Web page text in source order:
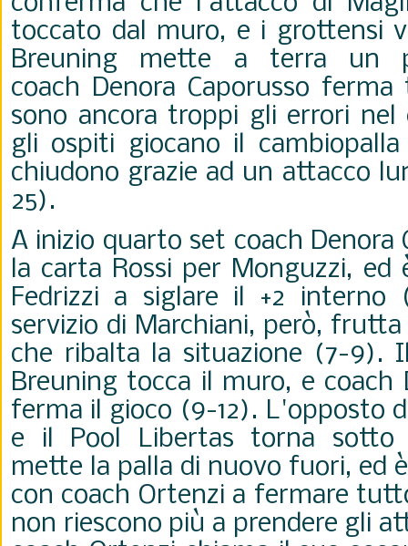
toccato dal muro, e i grottensi
Breuning mette a terra un
coach Denora Caporusso
sono ancora troppi gli errori nel
gli ospiti giocano il
chiudono grazie ad un attacco
25).
A inizio quarto set coach Denora
la carta Rossi per Monguzzi,
Fedrizzi a siglare il +2
servizio di Marchiani, però,
che ribalta la situazione (7-9).
Breuning tocca il muro, e coach
ferma il gioco (9-12). L'opposto
e il Pool Libertas torna sotto
mette la palla di nuovo fuori, ed
con coach Ortenzi a fermare
non riescono più a prendere gli